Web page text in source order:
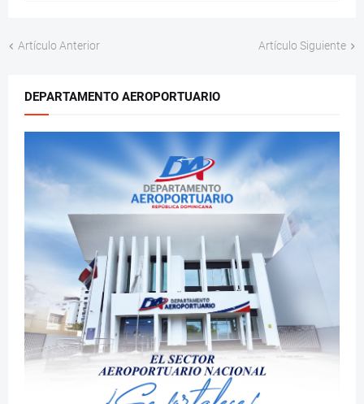
Artículo Anterior Artículo Siguiente
DEPARTAMENTO AEROPORTUARIO